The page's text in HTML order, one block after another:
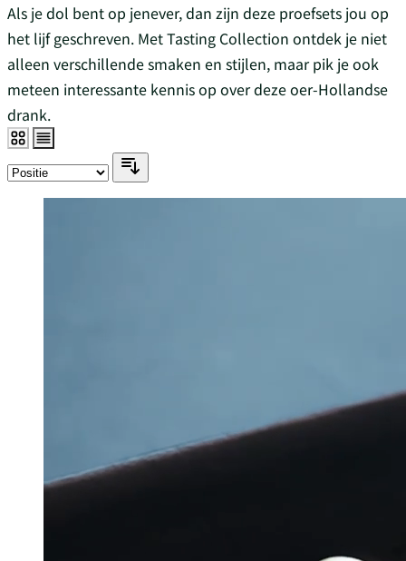
Als je dol bent op jenever, dan zijn deze proefsets jou op
het lijf geschreven. Met Tasting Collection ontdek je niet
alleen verschillende smaken en stijlen, maar pik je ook
meteen interessante kennis op over deze oer-Hollandse
drank.